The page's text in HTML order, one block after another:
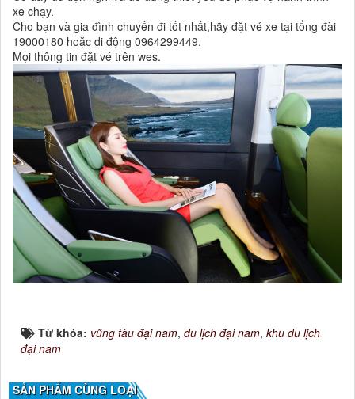
xe chạy.
Cho bạn và gia đình chuyến đi tốt nhất,hãy đặt vé xe tại tổng đài
19000180 hoặc di động 0964299449.
Mọi thông tin đặt vé trên wes.
Từ khóa: vũng tàu đại nam, du lịch đại nam, khu du lịch
đại nam
SẢN PHẨM CÙNG LOẠI